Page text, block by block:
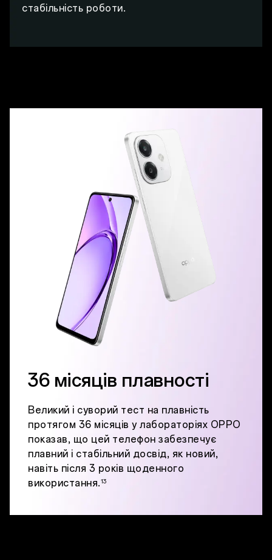
стабільність роботи.
36 місяців плавності
Великий і суворий тест на плавність
протягом 36 місяців у лабораторіях OPPO
показав, що цей телефон забезпечує
плавний і стабільний досвід, як новий,
навіть після 3 років щоденного
використання.13